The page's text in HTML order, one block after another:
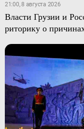
21:00, 8 августа 2026
Власти Грузии и
риторику о